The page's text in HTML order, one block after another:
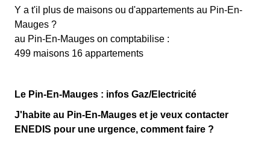
Y a t'il plus de maisons ou d'appartements au Pin-En-
Mauges ?
au Pin-En-Mauges on comptabilise :
499 maisons 16 appartements
Le Pin-En-Mauges : infos Gaz/Electricité
J'habite au Pin-En-Mauges et je veux contacter
ENEDIS pour une urgence, comment faire ?